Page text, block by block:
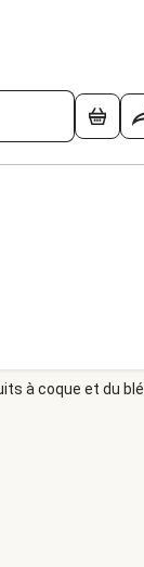
à coque et du blé.